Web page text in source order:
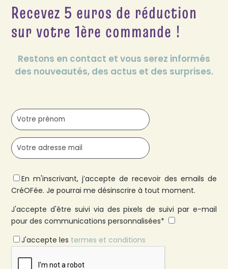
Recevez 5 euros de réduction
sur votre 1ère commande !
Restons en contact et vous serez informés
des nouveautés, des actus et des surprises.
En m'inscrivant, j’accepte de recevoir des emails de
CréOFée. Je pourrai me désinscrire à tout moment.
J'accepte d'être suivi via des pixels de suivi par e-mail
pour des communications personnalisées*
J'accepte les termes et conditions